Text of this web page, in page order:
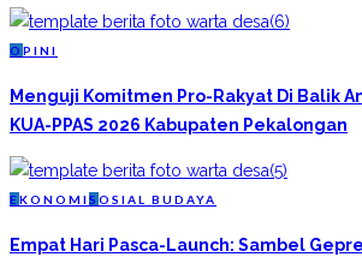
O PINI
Menguji Komitmen Pro-Rakyat Di Balik
KUA-PPAS 2026 Kabupaten Pekalongan
EKONOMI S OSIAL BUDAYA
Empat Hari Pasca-Launch: Sambel